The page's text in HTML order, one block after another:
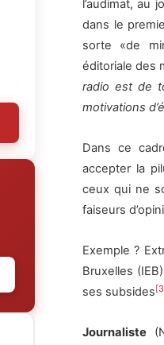
l’audimat, au
dans le
sorte «de
éditoriale des
radio est de
motivations
Dans ce
accepter la
ceux qui ne
faiseurs
Exemple ?
Bruxelles
ses subsides
Journaliste